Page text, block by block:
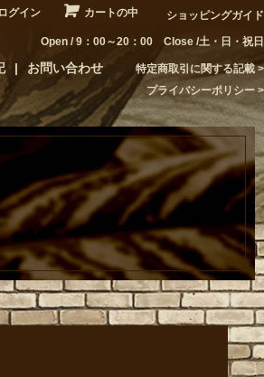
ログイン カートの中 ショッピングガイド
Open / 9：00～20：00 Close /土・日・祝日
お問い合わせ
特定商取引に関する記載
プライバシーポリシー